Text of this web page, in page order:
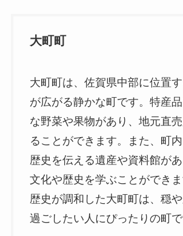
大町町
大町町は、佐賀県中部に位置
が広がる静かな町です。特産
な野菜や果物があり、地元直
ることができます。また、町
歴史を伝える遺産や資料館が
文化や歴史を学ぶことができ
歴史が調和した大町町は、穏
過ごしたい人にぴったりの町で